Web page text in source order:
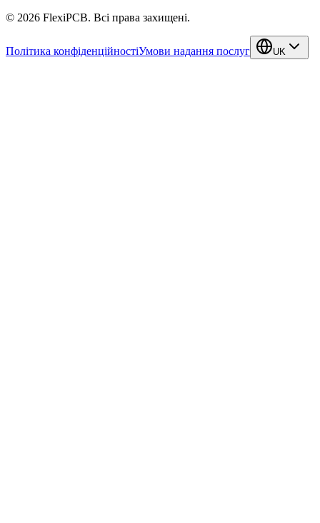
© 2026 FlexiPCB. Всі права захищені.
Політика конфіденційностіУмови надання послуг UK